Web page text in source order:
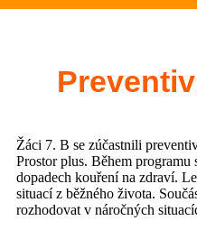
2.-
Třeťáci
Žáci 7. B se zúčastnili
Prostor plus. Během
dopadech kouření na zdraví.
situací z běžného života.
rozhodovat v náročných